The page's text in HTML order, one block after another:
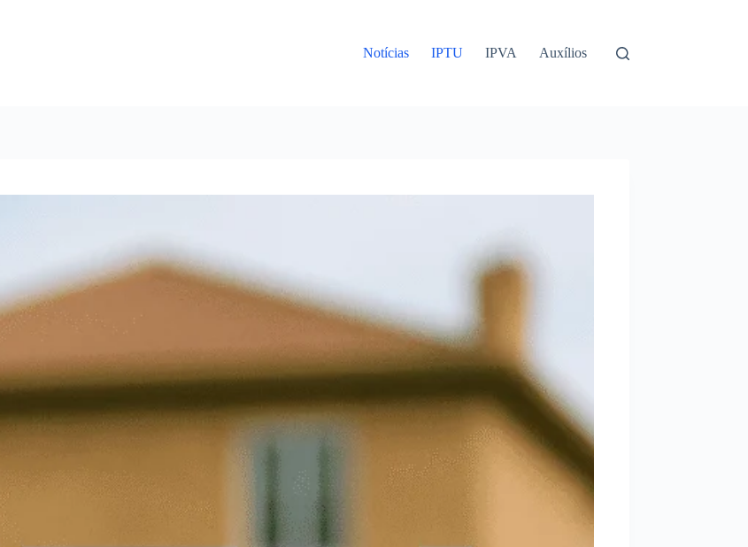
Notícias IPTU IPVA Auxílios